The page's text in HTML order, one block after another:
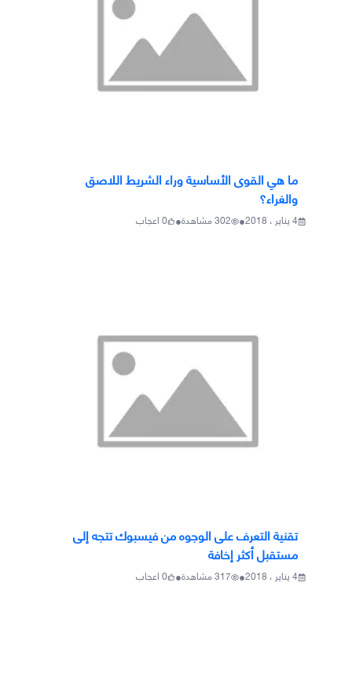
ما هي القوى الأساسية وراء الشريط اللاصق
والغراء؟
4 يناير ، 2018 •
302مشاهدة•
0اعجاب
تقنية التعرف على الوجوه من فيسبوك تتجه إلى
مستقبل أكثر إخافة
4 يناير ، 2018 •
317مشاهدة•
0اعجاب